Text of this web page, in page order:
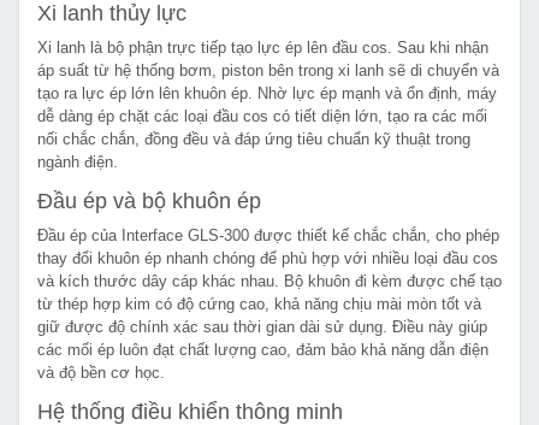
Xi lanh thủy lực
Xi lanh là bộ phận trực tiếp tạo lực ép lên đầu cos. Sau khi nhận
áp suất từ hệ thống bơm, piston bên trong xi lanh sẽ di chuyển và
tạo ra lực ép lớn lên khuôn ép. Nhờ lực ép mạnh và ổn định, máy
dễ dàng ép chặt các loại đầu cos có tiết diện lớn, tạo ra các mối
nối chắc chắn, đồng đều và đáp ứng tiêu chuẩn kỹ thuật trong
ngành điện.
Đầu ép và bộ khuôn ép
Đầu ép của Interface GLS-300 được thiết kế chắc chắn, cho phép
thay đổi khuôn ép nhanh chóng để phù hợp với nhiều loại đầu cos
và kích thước dây cáp khác nhau. Bộ khuôn đi kèm được chế tạo
từ thép hợp kim có độ cứng cao, khả năng chịu mài mòn tốt và
giữ được độ chính xác sau thời gian dài sử dụng. Điều này giúp
các mối ép luôn đạt chất lượng cao, đảm bảo khả năng dẫn điện
và độ bền cơ học.
Hệ thống điều khiển thông minh